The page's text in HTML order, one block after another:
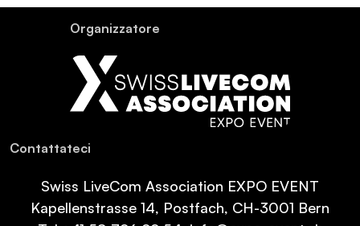
Or­ganiz­za­tore
Con­tat­ta­teci
Swiss LiveCom Association EXPO EVENT
Kapellenstrasse 14, Postfach, CH-3001 Bern